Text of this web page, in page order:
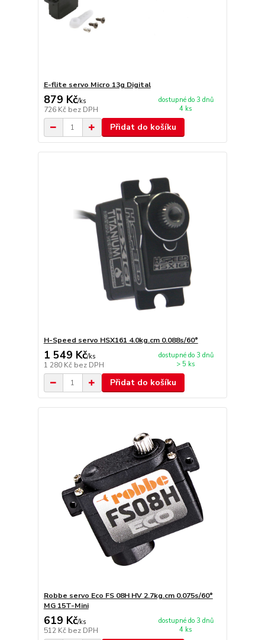
E-flite servo Micro 13g Digital
879 Kč/ks
726 Kč bez DPH
dostupné do 3 dnů
4 ks
Přidat do košíku
H-Speed servo HSX161 4.0kg.cm 0.088s/60°
1 549 Kč/ks
1 280 Kč bez DPH
dostupné do 3 dnů
> 5 ks
Přidat do košíku
Robbe servo Eco FS 08H HV 2.7kg.cm 0.075s/60°
MG 15T-Mini
619 Kč/ks
512 Kč bez DPH
dostupné do 3 dnů
4 ks